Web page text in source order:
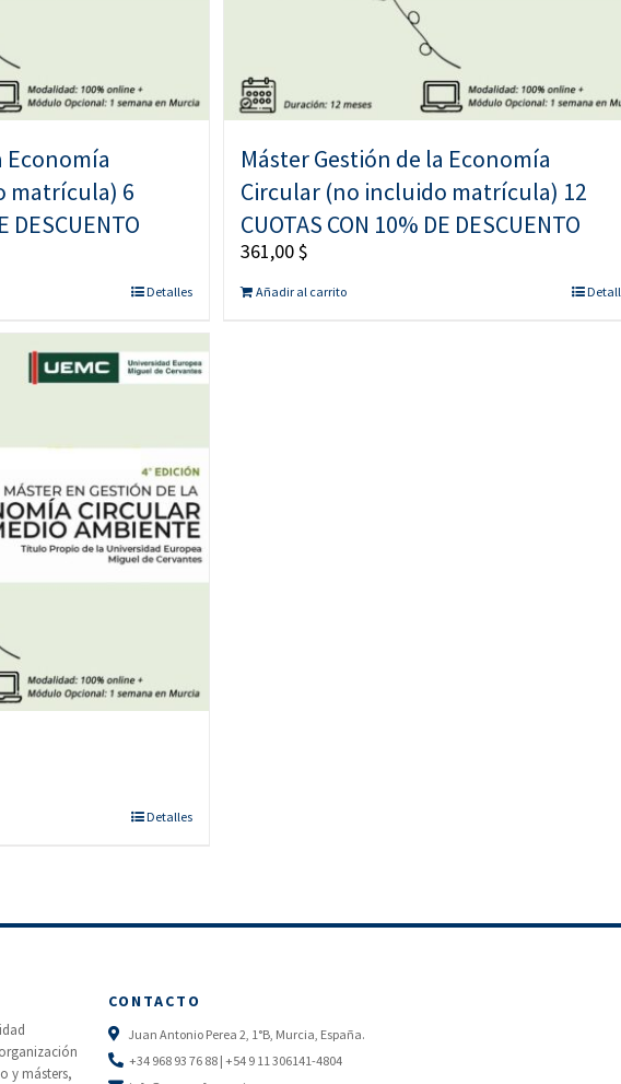
Economía
matrícula) 6
DESCUENTO
Detalles
Máster Gestión de la Economía
Circular (no incluido matrícula) 12
CUOTAS CON 10% DE DESCUENTO
361,00$
Añadir al carrito
Detalles
y másters,
CONTACTO
Juan Antonio Perea 2, 1°B, Murcia, España.
+34 968 93 76 88 | +54 9 11 306141-4804